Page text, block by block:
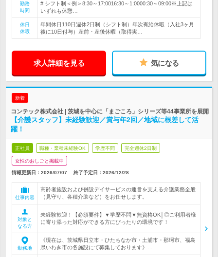
勤務
時間
# シフト制＜例＞8:30～17:0016:30～1:0000:30～09:00※上記は
いずれも休憩…
休日
休暇
年間休日110日週休2日制（シフト制）年次有給休暇（入社3ヶ月
後に10日付与）産前・産後休暇（取得実…
求人詳細を見る 気になる
新着
コンテック株式会社 | 茨城を中心に「まごころ」シリーズ等44事業所を展開
【介護スタッフ】未経験歓迎／賞与年2回／地域に根差して活
躍！
正社員 職種・業種未経験OK 学歴不問 完全週休2日制
女性のおしごと掲載中
情報更新日：2026/07/07 終了予定日： 2026/12/28
仕事内容
高齢者施設および併設デイサービスの運営を支える介護業務全般
（見守り、各種介助など）をお任せします。
対象と
なる方
未経験歓迎！【必須要件】▼学歴不問▼無資格OK│◎ご利用者様
に寄り添った対応ができる方にぴったりの環境です！
勤務地
《現在は、茨城県日立市・ひたちなか市・土浦市・那珂市、福島
県いわき市の各施設にて募集しております》…